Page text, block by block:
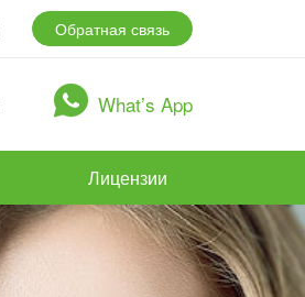
Обратная связь
What’s App
Лицензии